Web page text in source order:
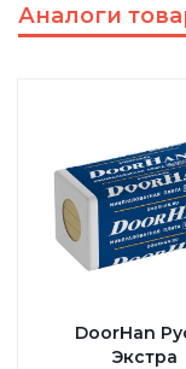
Аналоги
DoorHan
Экстра